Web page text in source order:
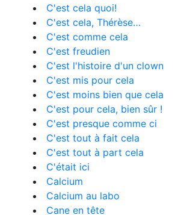
C'est cela quoi!
C'est cela, Thérèse…
C'est comme cela
C'est freudien
C'est l'histoire d'un clown
C'est mis pour cela
C'est moins bien que cela
C'est pour cela, bien sûr !
C'est presque comme ci
C'est tout à fait cela
C'est tout à part cela
C'était ici
Calcium
Calcium au labo
Cane en tête